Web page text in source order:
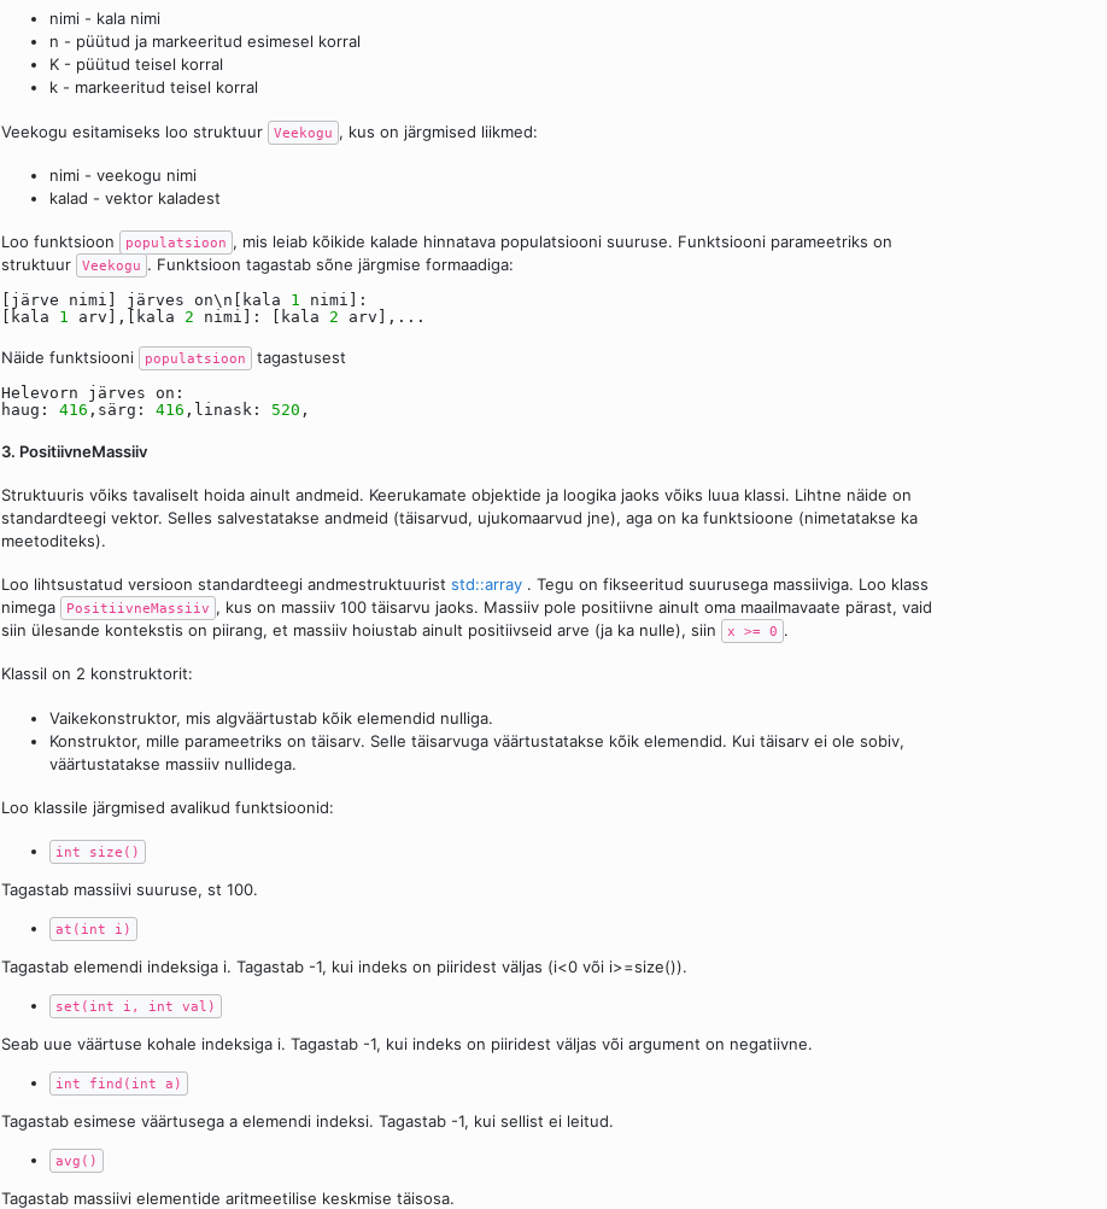
nimi - kala nimi
n - püütud ja markeeritud esimesel korral
K - püütud teisel korral
k - markeeritud teisel korral
Veekogu esitamiseks loo struktuur Veekogu , kus on järgmised liikmed:
nimi - veekogu nimi
kalad - vektor kaladest
Loo funktsioon populatsioon , mis leiab kõikide kalade hinnatava populatsiooni suuruse. Funktsiooni parameetriks on
struktuur
Veekogu . Funktsioon tagastab sõne järgmise formaadiga:
[järve nimi] järves on\n[kala 1
nimi]:
[kala 1 arv],[kala 2 nimi]: [kala 2 arv],...
Näide funktsiooni populatsioon tagastusest
Helevorn järves on:
haug: 416 ,särg: 416 ,linask: 520 ,
3. PositiivneMassiiv
Struktuuris võiks tavaliselt hoida ainult andmeid. Keerukamate objektide ja loogika jaoks võiks luua klassi. Lihtne näide on
standardteegi vektor. Selles salvestatakse andmeid (täisarvud, ujukomaarvud jne), aga on ka funktsioone (nimetatakse ka
meetoditeks).
Loo lihtsustatud versioon standardteegi andmestruktuurist std::array . Tegu on fikseeritud suurusega massiiviga. Loo klass
nimega
PositiivneMassiiv , kus on massiiv 100 täisarvu jaoks. Massiiv pole positiivne ainult oma maailmavaate pärast, vaid
siin ülesande kontekstis on piirang, et massiiv hoiustab ainult positiivseid arve (ja ka nulle), siin
x >= 0 .
Klassil on 2 konstruktorit:
Vaikekonstruktor, mis algväärtustab kõik elemendid nulliga.
Konstruktor, mille parameetriks on täisarv. Selle täisarvuga väärtustatakse kõik elemendid. Kui täisarv ei ole sobiv,
väärtustatakse massiiv nullidega.
Loo klassile järgmised avalikud funktsioonid:
int size()
Tagastab massiivi suuruse, st 100.
at(int i)
Tagastab elemendi indeksiga i. Tagastab -1, kui indeks on piiridest väljas (i<0 või i>=size()).
set(int i, int val)
Seab uue väärtuse kohale indeksiga i. Tagastab -1, kui indeks on piiridest väljas või argument on negatiivne.
int find(int a)
Tagastab esimese väärtusega a elemendi indeksi. Tagastab -1, kui sellist ei leitud.
avg()
Tagastab massiivi elementide aritmeetilise keskmise täisosa.